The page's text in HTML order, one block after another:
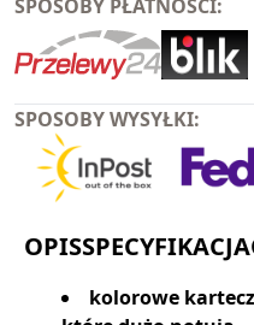
SPOSOBY PŁATNOŚCI:
SPOSOBY WYSYŁKI:
OPISSPECYFIKACJA
kolorowe